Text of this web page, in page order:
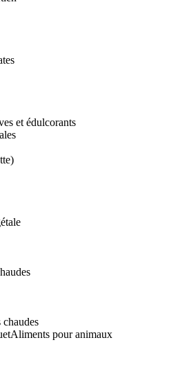
et édulcorants
Aliments pour animaux